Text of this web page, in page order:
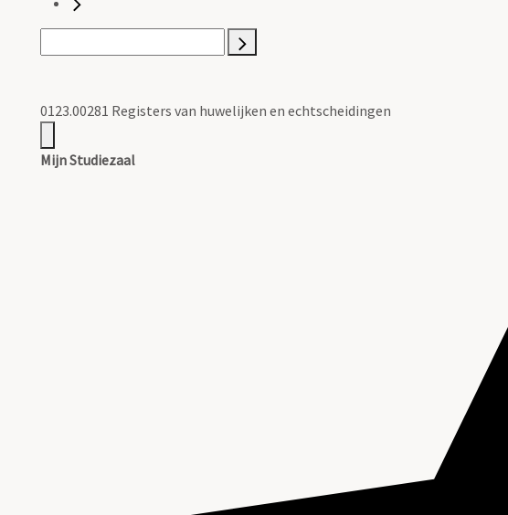
0123.00281 Registers van huwelijken en echtscheidingen
Mijn Studiezaal